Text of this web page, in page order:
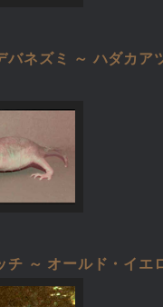
バネズミ ～ ハダカア
チ ～ オールド・イエ